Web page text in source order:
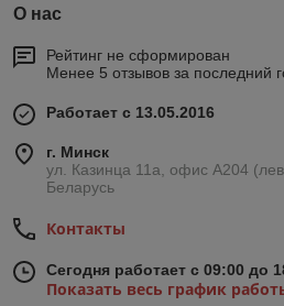
О нас
Рейтинг не сформирован
Менее 5 отзывов за последний
Работает с 13.05.2016
г. Минск
ул. Казинца 11а, офис А204
Беларусь
Контакты
Сегодня работает с 09:00 до
Показать весь график